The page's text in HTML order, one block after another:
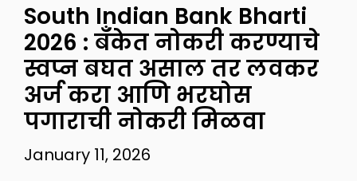
South Indian Bank Bharti
2026 : बँकेत नोकरी करण्याचे
स्वप्न बघत असाल तर लवकर
अर्ज करा आणि भरघोस
पगाराची नोकरी मिळवा
January 11, 2026